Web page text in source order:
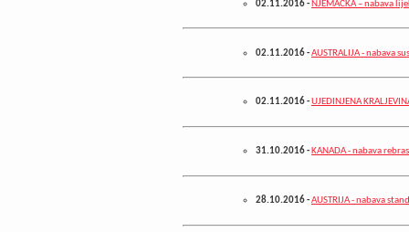
02.11.2016- NJEMAČKA – nabava
02.11.2016-AUSTRALIJA - nabava
02.11.2016-UJEDINJENA
31.10.2016-KANADA - nabava
28.10.2016-AUSTRIJA - nabava